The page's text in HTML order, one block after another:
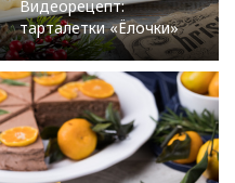
Видеорецепт:
тарталетки «Ёлочки»